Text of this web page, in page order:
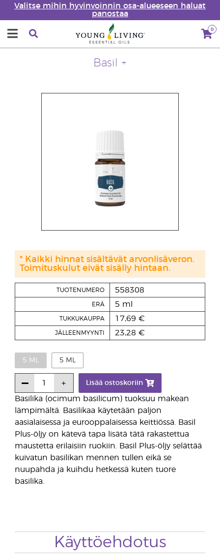
Valitse mihin hyvinvoinnin osa-alueeseen haluat
panostaa
0
Basil +
Basilika (ocimum basilicum) tuoksuu makean
lämpimältä. Basilikaa käytetään paljon
aasialaisessa ja eurooppalaisessa keittiössä. Basil
Plus-öljy on kätevä tapa lisätä tätä rakastettua
maustetta erilaisiin ruokiin. Basil Plus-öljy selättää
kuivatun basilikan mennen tullen eikä se
nuupahda ja kuihdu hetkessä kuten tuore
basilika.
TUOTENUMERO 558308
ERÄ 5 ml
TUKKUKAUPPA 17,69 €
JÄLLEENMYYNTI 23,28 €
5 ML 5 ML
Lisää ostoskoriin
* Kaikki hinnat sisältävät arvonlisäveron.
Toimituskulut eivät sisälly hintaan.
Käyttöehdotus